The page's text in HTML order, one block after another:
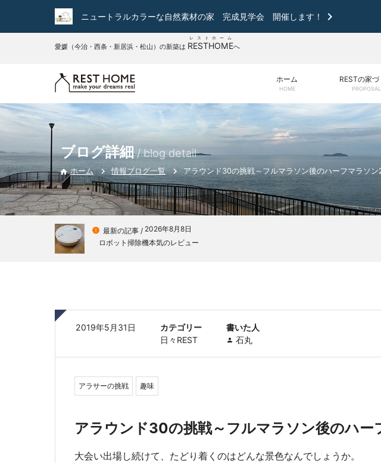
ニュートラルカラーな自然素材の家 完成見学会 開催します！ 
愛媛（今治・西条・新居浜・松山）の新築は RESTHOME
レストホーム
へ
ホーム
HOME
RESTの家づ
PROPOSAL
ブログ詳細/ blog detail
 ホーム 情報ブログ一覧 アラウンド30の挑戦～フルマラソン後のハーフマラソン
 最新の記事 / 2026年8月8日
ロボット掃除機本気のレビュー
2019年5月31日
カテゴリー
日々REST
書いた人
石丸
アラサーの挑戦 趣味
アラウンド30の挑戦～フルマラソン後のハー
大会い出場し続けて、たどり着くのはどんな景色なんでしょうか。